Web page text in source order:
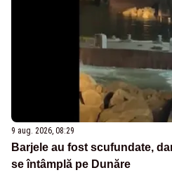
9 aug. 2026, 08:29
Barjele au fost scufundate,
se întâmplă pe Dunăre